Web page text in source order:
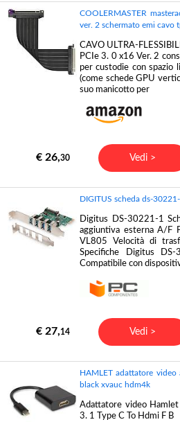
COOLERMASTER
ver. 2 schermato emi cavo
CAVO ULTRA-
PCIe 3. 0 x16 Ver. 2
per custodie con spazio
(come schede GPU
suo manicotto per
€ 26,30 Vedi >
DIGITUS scheda ds-
Digitus DS-30221-1
aggiuntiva esterna A/F
VL805 Velocità di
Specifiche Digitus
Compatibile con
€ 27,14 Vedi >
HAMLET adattatore
black xvauc hdm4k
Adattatore video
3. 1 Type C To Hdmi F B